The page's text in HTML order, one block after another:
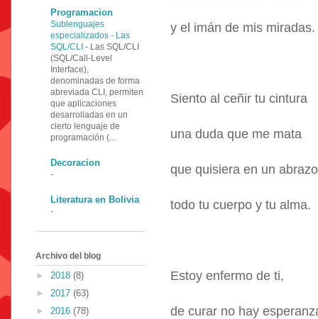
y el imán de mis miradas.
Siento al ceñir tu cintura
una duda que me mata
que quisiera en un abrazo
todo tu cuerpo y tu alma.
Estoy enfermo de ti,
de curar no hay
Programacion
Sublenguajes
especializados - Las
SQL/CLI - Las SQL/CLI
(SQL/Call-Level
Interface),
denominadas de forma
abreviada CLI, permiten
que aplicaciones
desarrolladas en un
cierto lenguaje de
programación (...
Decoracion
-
Literatura en Bolivia
-
Archivo del blog
► 2018 (8)
► 2017 (63)
► 2016 (78)